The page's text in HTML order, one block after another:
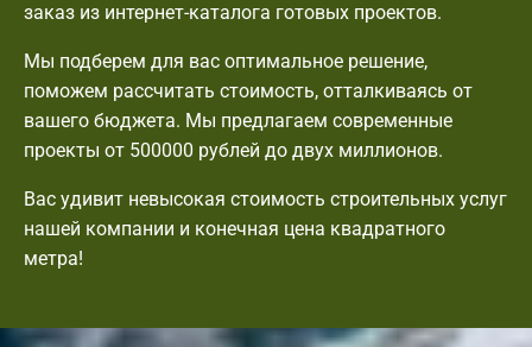
заказ из интернет-каталога готовых проектов.
Мы подберем для вас оптимальное решение,
поможем рассчитать стоимость, отталкиваясь от
вашего бюджета. Мы предлагаем современные
проекты от 500000 рублей до двух миллионов.
Вас удивит невысокая стоимость строительных услуг
нашей компании и конечная цена квадратного
метра!